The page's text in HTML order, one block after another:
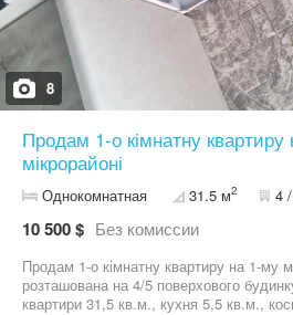
8
Продам 1-о кімнатну
мікрорайоні
Однокомнатная 31.5 м2 4
10 500 $ Без комиссии
Продам 1-о кімнатну квартиру на 1-му
розташована на 4/5 поверхового
квартири 31,5 кв.м., кухня 5,5 кв.м.,